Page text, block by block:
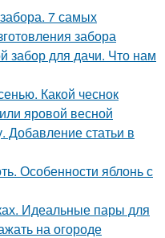
7 самых
забора
забор для дачи. Что нам
Какой чеснок
яровой весной
Добавление статьи в
Особенности яблонь с
Идеальные пары для
на огороде